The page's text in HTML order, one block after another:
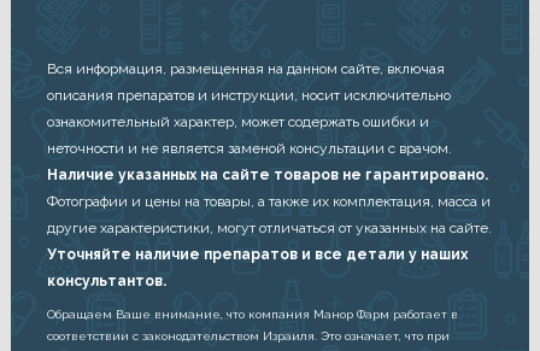
Вся информация, размещенная на данном сайте, включая
описания препаратов и инструкции, носит исключительно
ознакомительный характер, может содержать ошибки и
неточности и не является заменой консультации с врачом.
Наличие указанных на сайте товаров не гарантировано.
Фотографии и цены на товары, а также их комплектация, масса и
другие характеристики, могут отличаться от указанных на сайте.
Уточняйте наличие препаратов и все детали у наших
консультантов.
Обращаем Ваше внимание, что компания Манор Фарм работает в
соответствии с законодательством Израиля. Это означает, что при